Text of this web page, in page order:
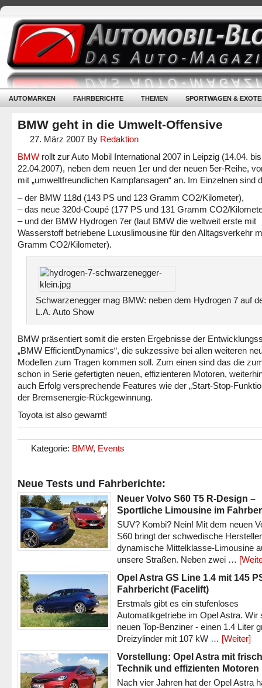
AUTOMARKEN FAHRBERICHTE THEMEN SPORTWAGEN &
BMW geht in die Umwelt-Offensive
27. März 2007 By Redaktion
BMW rollt zur Auto Mobil International 2007 in Leipzig (14.04. bis
22.04.2007), neben dem neuen 1er und der neuen 5er-Reihe,
mit „umweltfreundlichen Kampfansagen“ an. Im Einzelnen sind
– der BMW 118d (143 PS und 123 Gramm CO2/Kilometer),
– das neue 320d-Coupé (177 PS und 131 Gramm CO2/
– und der BMW Hydrogen 7er (laut BMW die weltweit erste mit
Wasserstoff betriebene Luxuslimousine für den Alltagsverkehr
Gramm CO2/Kilometer).
Schwarzenegger mag BMW: neben dem Hydrogen 7 auf
L.A. Auto Show
BMW präsentiert somit die ersten Ergebnisse der
„BMW EfficientDynamics“, die sukzessive bei allen weiteren
Modellen zum Tragen kommen soll. Zum einen sind das die
schon in Serie gefertigten neuen, effizienteren Motoren,
auch Erfolg versprechende Features wie der „Start-Stop-
der Bremsenergie-Rückgewinnung.
Toyota ist also gewarnt!
Kategorie: BMW, Events
Neue Tests und Fahrberichte:
Neuer Volvo S60 T5 R-Design –
Sportliche Limousine im
SUV? Kombi? Nein! Mit dem neuen
S60 bringt der schwedische
dynamische Mittelklasse-Limousine
unsere Straßen. Neben zwei …
Opel Astra GS Line 1.4 mit 145
Fahrbericht (Facelift)
Erstmals gibt es ein stufenloses
Automatikgetriebe im Opel Astra. Wir
neuen Top-Benziner - einen 1.4 Liter
Dreizylinder mit 107 kW … [Weiter]
Vorstellung: Opel Astra mit
Technik und effizienten Motoren
Nach vier Jahren hat der Opel Astra